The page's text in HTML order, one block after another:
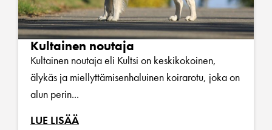
Kultainen noutaja
Kultainen noutaja eli Kultsi on keskikokoinen,
älykäs ja miellyttämisenhaluinen koirarotu, joka on
alun perin...
LUE LISÄÄ